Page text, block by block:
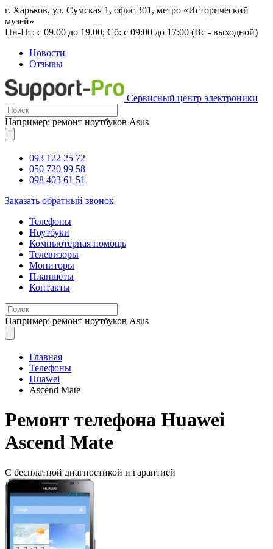
г. Харьков, ул. Сумская 1, офис 301, метро «Исторический
музей»
Пн-Пт: с 09.00 до 19.00; Сб: с 09:00 до 17:00 (Вс - выходной)
Новости
Отзывы
Сервисный центр электроники
Например: ремонт ноутбуков Asus
093 122 25 72
050 720 99 58
098 403 61 51
Заказать обратный звонок
Телефоны
Ноутбуки
Компьютерная помощь
Телевизоры
Мониторы
Планшеты
Контакты
Например: ремонт ноутбуков Asus
Главная
Телефоны
Huawei
Ascend Mate
Ремонт телефона Huawei
Ascend Mate
С бесплатной диагностикой и гарантией